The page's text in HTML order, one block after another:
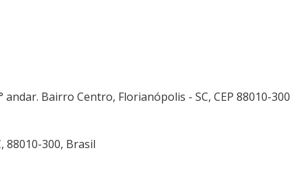
Bairro Centro, Florianópolis - SC, CEP 88010-300
88010-300, Brasil